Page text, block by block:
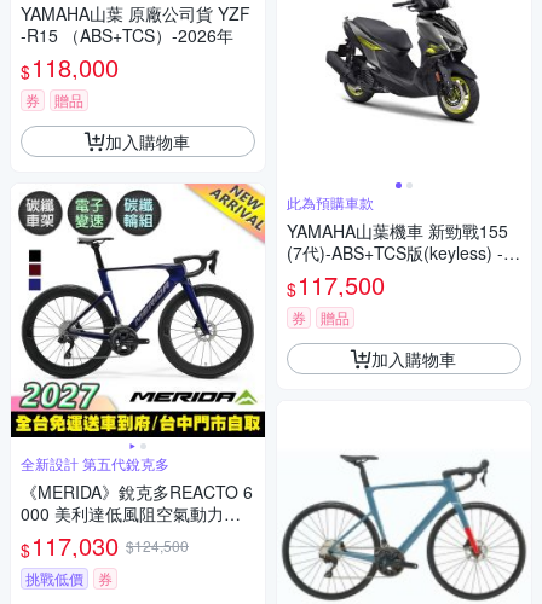
YAMAHA山葉 原廠公司貨 YZF
-R15 （ABS+TCS）-2026年
$118,000
券 贈品
加入購物車
全新設計 第五代銳克多
《MERIDA》銳克多REACTO 6
000 美利達低風阻空氣動力碳
纖跑車 無附踏板/VISION SC60
碳纖板輪/105電變/第五代銳克
多/公路車/美利達2027
$117,030 $124,500
挑戰低價
券
此為預購車款
YAMAHA山葉機車 新勁戰155
(7代)-ABS+TCS版(keyless) -2
026年
$117,500
券 贈品
加入購物車